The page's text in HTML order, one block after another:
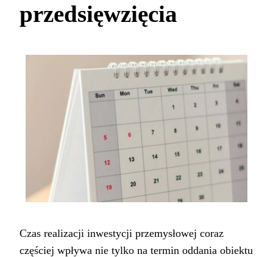
przedsięwzięcia
Czas realizacji inwestycji przemysłowej coraz
częściej wpływa nie tylko na termin oddania obiektu